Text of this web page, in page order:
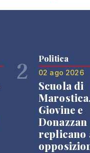
2 Politica
02 ago 2026
Scuola di
Giovine e
Donazzan
replicano